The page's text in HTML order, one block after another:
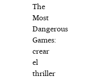
The
Most
Dangerous
Games:
crear
el
thriller